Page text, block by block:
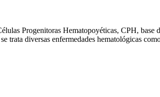
Progenitoras Hematopoyéticas, CPH, base
trata diversas enfermedades hematológicas